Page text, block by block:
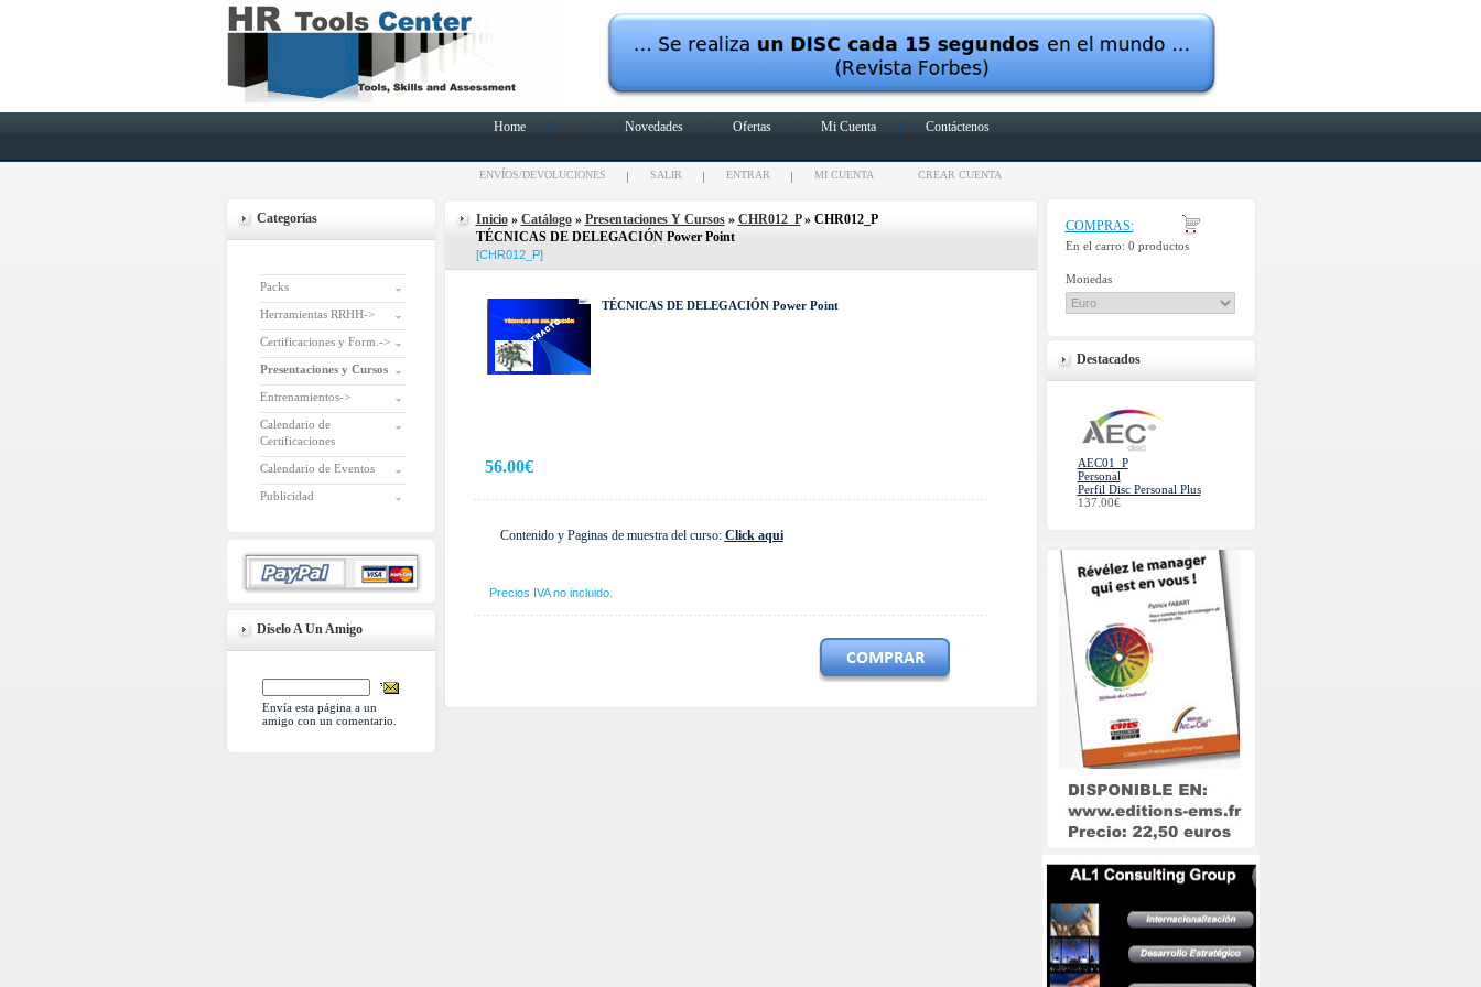
Home Novedades Ofertas Mi Cuenta Contáctenos
ENVÍOS/DEVOLUCIONES SALIR ENTRAR MI CUENTA CREAR CUENTA
Categorías
Packs
Herramientas RRHH->
Certificaciones y Form.->
Presentaciones y Cursos
Entrenamientos->
Calendario de
Certificaciones
Calendario de Eventos
Publicidad
Díselo A Un Amigo
Envía esta página a un
amigo con un comentario.
Inicio» Catálogo» Presentaciones Y Cursos» CHR012_P» CHR012_P
TÉCNICAS DE DELEGACIÓN Power Point
[CHR012_P]
TÉCNICAS DE DELEGACIÓN Power Point
56.00€
Contenido y Paginas de muestra del curso: Click aqui
Precios IVA no incluido.
COMPRAS:
En el carro: 0 productos
Monedas
Destacados
AEC01_P
Personal
Perfil Disc Personal Plus
137.00€